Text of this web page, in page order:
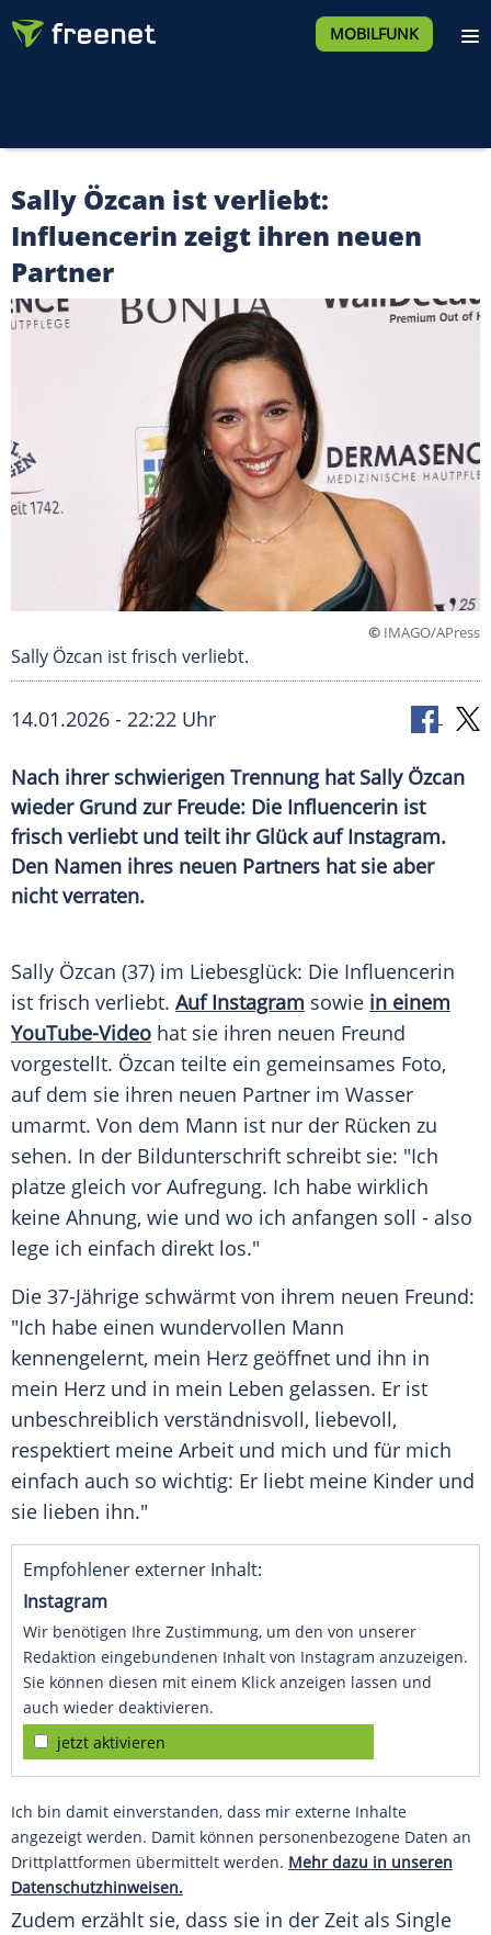
MOBILFUNK
Sally Özcan ist verliebt:
Influencerin zeigt ihren neuen
Partner
© IMAGO/APress
Sally Özcan ist frisch verliebt.
14.01.2026 - 22:22 Uhr
Nach ihrer schwierigen Trennung hat Sally Özcan
wieder Grund zur Freude: Die Influencerin ist
frisch verliebt und teilt ihr Glück auf Instagram.
Den Namen ihres neuen Partners hat sie aber
nicht verraten.
Sally Özcan (37) im Liebesglück: Die Influencerin
ist frisch verliebt. Auf Instagram sowie in einem
YouTube-Video hat sie ihren neuen Freund
vorgestellt. Özcan teilte ein gemeinsames Foto,
auf dem sie ihren neuen Partner im Wasser
umarmt. Von dem Mann ist nur der Rücken zu
sehen. In der Bildunterschrift schreibt sie: "Ich
platze gleich vor Aufregung. Ich habe wirklich
keine Ahnung, wie und wo ich anfangen soll - also
lege ich einfach direkt los."
Die 37-Jährige schwärmt von ihrem neuen Freund:
"Ich habe einen wundervollen Mann
kennengelernt, mein Herz geöffnet und ihn in
mein Herz und in mein Leben gelassen. Er ist
unbeschreiblich verständnisvoll, liebevoll,
respektiert meine Arbeit und mich und für mich
einfach auch so wichtig: Er liebt meine Kinder und
sie lieben ihn."
Empfohlener externer Inhalt:
Instagram
Wir benötigen Ihre Zustimmung, um den von unserer
Redaktion eingebundenen Inhalt von Instagram anzuzeigen.
Sie können diesen mit einem Klick anzeigen lassen und
auch wieder deaktivieren.
jetzt aktivieren
Ich bin damit einverstanden, dass mir externe Inhalte
angezeigt werden. Damit können personenbezogene Daten an
Drittplattformen übermittelt werden. Mehr dazu in unseren
Datenschutzhinweisen.
Zudem erzählt sie, dass sie in der Zeit als Single